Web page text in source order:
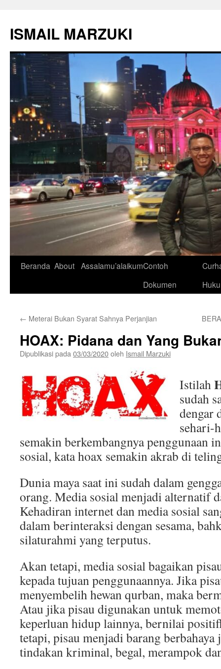
isi
ISMAIL MARZUKI
Beranda About Assalamu’alaikumContoh
Dokumen
← Meterai Bukan Syarat Sahnya Perjanjian
HOAX: Pidana dan Yang
Dipublikasi pada 03/03/2020oleh Ismail Marzuki
Istilah
sudah
dengar
sehari-
semakin berkembangnya penggunaan
sosial, kata hoax semakin akrab di
Dunia maya saat ini sudah dalam
orang. Media sosial menjadi alternatif
Kehadiran internet dan media sosial
dalam berinteraksi dengan sesama,
silaturahmi yang terputus.
Akan tetapi, media sosial bagaikan
kepada tujuan penggunaannya. Jika
menyembelih hewan qurban, maka
Atau jika pisau digunakan untuk
keperluan hidup lainnya, bernilai
tetapi, pisau menjadi barang
tindakan kriminal, begal, merampok